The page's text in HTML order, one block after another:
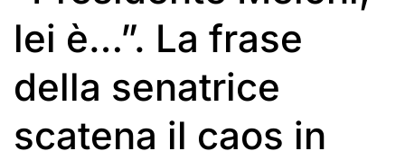
lei è…”. La frase
della senatrice
scatena il caos in